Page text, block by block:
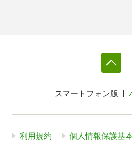
スマートフォン版
利用規約 個人情報保護基